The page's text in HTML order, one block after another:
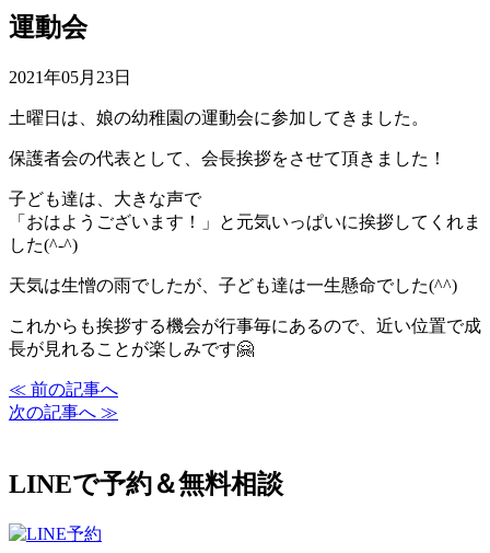
運動会
2021年05月23日
土曜日は、娘の幼稚園の運動会に参加してきました。
保護者会の代表として、会長挨拶をさせて頂きました！
子ども達は、大きな声で
「おはようございます！」と元気いっぱいに挨拶してくれま
した(^-^)
天気は生憎の雨でしたが、子ども達は一生懸命でした(^^)
これからも挨拶する機会が行事毎にあるので、近い位置で成
長が見れることが楽しみです🤗
≪ 前の記事へ
次の記事へ ≫
LINEで予約＆無料相談